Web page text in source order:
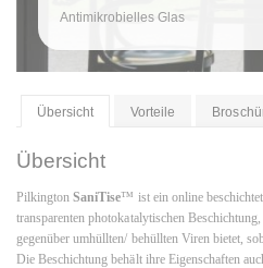
Antimikrobielles Glas
Übersicht Vorteile
Übersicht
PilkingtonSaniTise™ ist ein online
transparenten photokatalytischen
gegenüber umhüllten/ behüllten Viren bietet,
Die Beschichtung behält ihre Eigenschaften